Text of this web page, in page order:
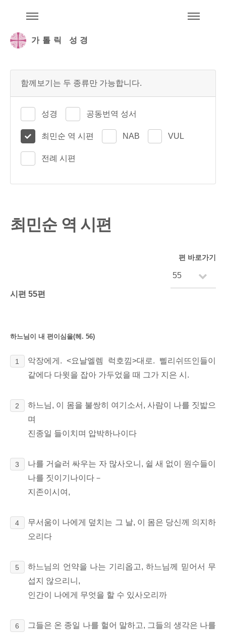
가톨릭 성경
함께보기는 두 종류만 가능합니다.
성경 공동번역 성서
최민순 역 시편 NAB VUL
전례 시편
최민순 역 시편
편 바로가기
시편 55편
하느님이 내 편이심을(헤. 56)
1
악장에게. <요날엘렘 럭호낌>대로. 삘리쉬뜨인들이
같에다 다윗을 잡아 가두었을 때 그가 지은 시.
2
하느님, 이 몸을 불쌍히 여기소서, 사람이 나를 짓밟으
며
진종일 들이치며 압박하나이다
3
나를 거슬러 싸우는 자 많사오니, 쉴 새 없이 원수들이
나를 짓이기나이다－
지존이시여,
4
무서움이 나에게 덮치는 그 날, 이 몸은 당신께 의지하
오리다
5
하느님의 언약을 나는 기리옵고, 하느님께 믿어서 무
섭지 않으리니,
인간이 나에게 무엇을 할 수 있사오리까
6
그들은 온 종일 나를 헐어 말하고, 그들의 생각은 나를